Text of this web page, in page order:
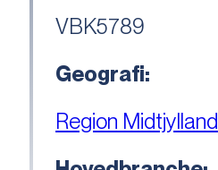
VBK5789
Geografi:
Region Midtjylland